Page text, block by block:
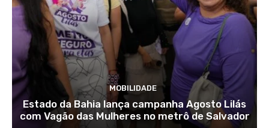
MOBILIDADE
Estado da Bahia lança campanha Agosto Lilás
com Vagão das Mulheres no metrô de Salvador